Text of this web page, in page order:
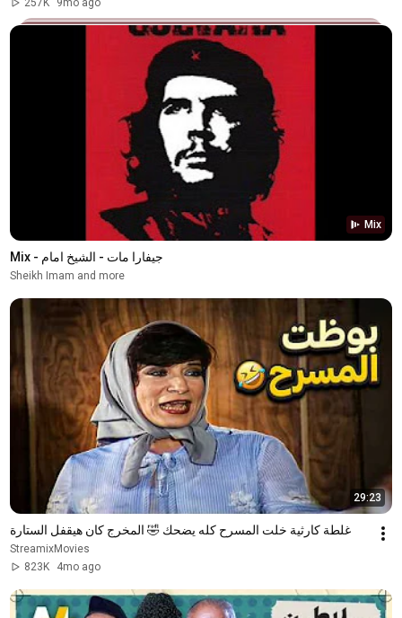
257K 9mo ago
Mix
Mix - جيفارا مات - الشيخ امام
Sheikh Imam and more
29:23
غلطة كارثية خلت المسرح كله يضحك 🤣 المخرج كان هيقفل الستارة
StreamixMovies
823K
4mo ago